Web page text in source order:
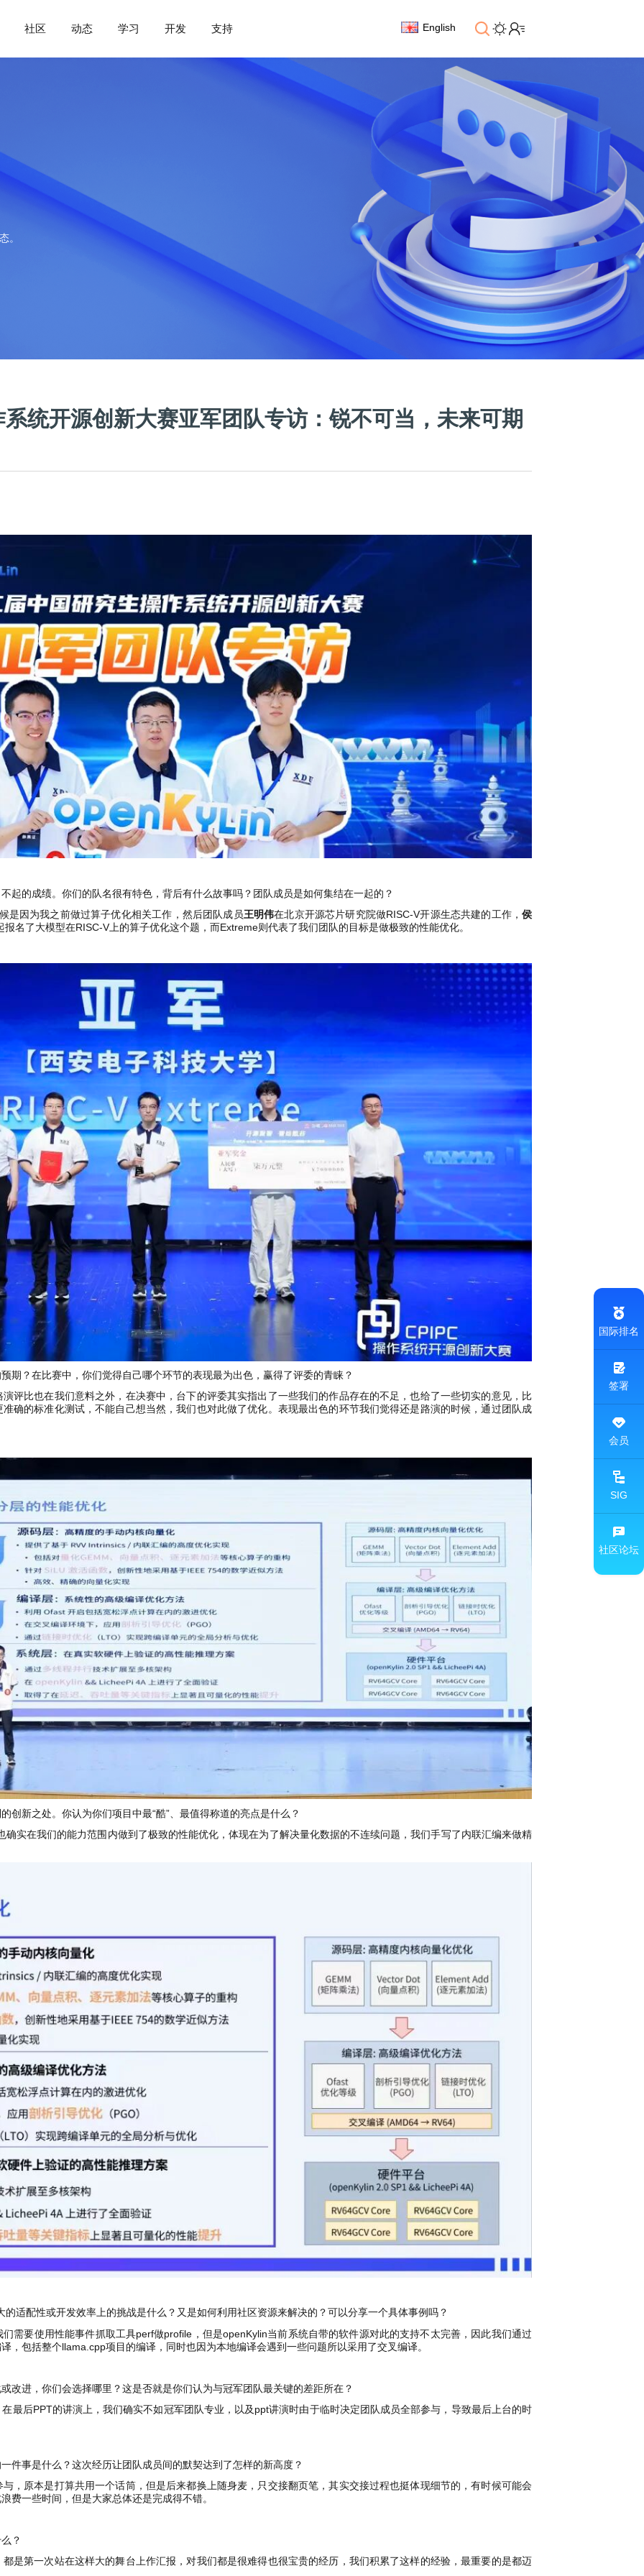
社区 动态 学习 开发 支持 English
。
统开源创新大赛亚军团队专访：锐不可当，未来可期
起的成绩。你们的队名很有特色，背后有什么故事吗？团队成员是如何集结在一起的？
是因为我之前做过算子优化相关工作，然后团队成员王明伟在北京开源芯片研究院做RISC-V开源生态共建的工作，侯
名了大模型在RISC-V上的算子优化这个题，而Extreme则代表了我们团队的目标是做极致的性能优化。
期？在比赛中，你们觉得自己哪个环节的表现最为出色，赢得了评委的青睐？
评比也在我们意料之外，在决赛中，台下的评委其实指出了一些我们的作品存在的不足，也给了一些切实的意见，比
确的标准化测试，不能自己想当然，我们也对此做了优化。表现最出色的环节我们觉得还是路演的时候，通过团队成
创新之处。你认为你们项目中最“酷”、最值得称道的亮点是什么？
实在我们的能力范围内做到了极致的性能优化，体现在为了解决量化数据的不连续问题，我们手写了内联汇编来做精
适配性或开发效率上的挑战是什么？又是如何利用社区资源来解决的？可以分享一个具体事例吗？
需要使用性能事件抓取工具perf做profile，但是openKylin当前系统自带的软件源对此的支持不太完善，因此我们通过
，包括整个llama.cpp项目的编译，同时也因为本地编译会遇到一些问题所以采用了交叉编译。
改进，你们会选择哪里？这是否就是你们认为与冠军团队最关键的差距所在？
最后PPT的讲演上，我们确实不如冠军团队专业，以及ppt讲演时由于临时决定团队成员全部参与，导致最后上台的时
件事是什么？这次经历让团队成员间的默契达到了怎样的新高度？
，原本是打算共用一个话筒，但是后来都换上随身麦，只交接翻页笔，其实交接过程也挺体现细节的，有时候可能会
费一些时间，但是大家总体还是完成得不错。
？
是第一次站在这样大的舞台上作汇报，对我们都是很难得也很宝贵的经历，我们积累了这样的经验，最重要的是都迈
国际排名
签署
会员
SIG
社区论坛